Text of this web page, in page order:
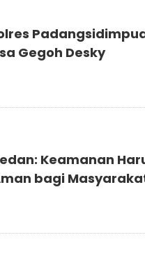
Gegoh Desky
Keamanan
bagi